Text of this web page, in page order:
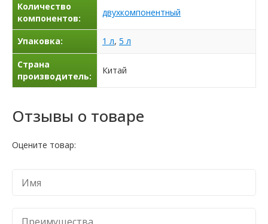
Количество
компонентов:
двухкомпонентный
Упаковка: 1 л, 5 л
Страна
производитель:
Китай
Отзывы о товаре
Оцените товар: